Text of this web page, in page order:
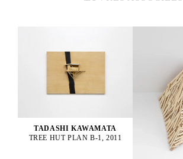
TADASHI KAWAMATA
TREE HUT PLAN B-1, 2011